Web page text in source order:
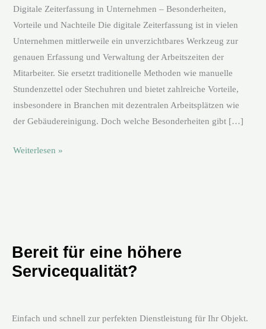
Digitale Zeiterfassung in Unternehmen – Besonderheiten,
Vorteile und Nachteile Die digitale Zeiterfassung ist in vielen
Unternehmen mittlerweile ein unverzichtbares Werkzeug zur
genauen Erfassung und Verwaltung der Arbeitszeiten der
Mitarbeiter. Sie ersetzt traditionelle Methoden wie manuelle
Stundenzettel oder Stechuhren und bietet zahlreiche Vorteile,
insbesondere in Branchen mit dezentralen Arbeitsplätzen wie
der Gebäudereinigung. Doch welche Besonderheiten gibt […]
Weiterlesen »
Bereit für eine höhere
Servicequalität?
Einfach und schnell zur perfekten Dienstleistung für Ihr Objekt.